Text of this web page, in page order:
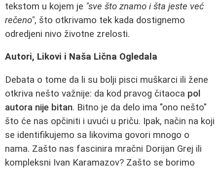
tekstom u kojem je "sve što znamo i šta jeste već
rečeno", što otkrivamo tek kada dostignemo
odredjeni nivo životne zrelosti.
Autori, Likovi i Naša Lična Ogledala
Debata o tome da li su bolji pisci muškarci ili žene
otkriva nešto važnije: da kod pravog čitaoca pol
autora nije bitan. Bitno je da delo ima "ono nešto"
što će nas opčiniti i uvući u priču. Ipak, način na koji
se identifikujemo sa likovima govori mnogo o
nama. Zašto nas fascinira mračni Dorijan Grej ili
kompleksni Ivan Karamazov? Zašto se borimo